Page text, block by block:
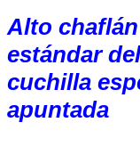
Alto
estándar
cuchilla
apuntada